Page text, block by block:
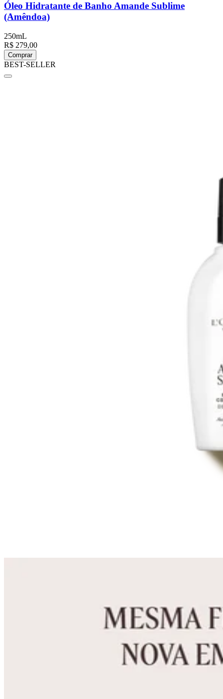
Óleo Hidratante de Banho Amande Sublime
(Amêndoa)
250mL
R$ 279,00
Comprar
BEST-SELLER